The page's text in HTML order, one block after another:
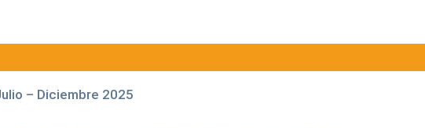
– Diciembre 2025